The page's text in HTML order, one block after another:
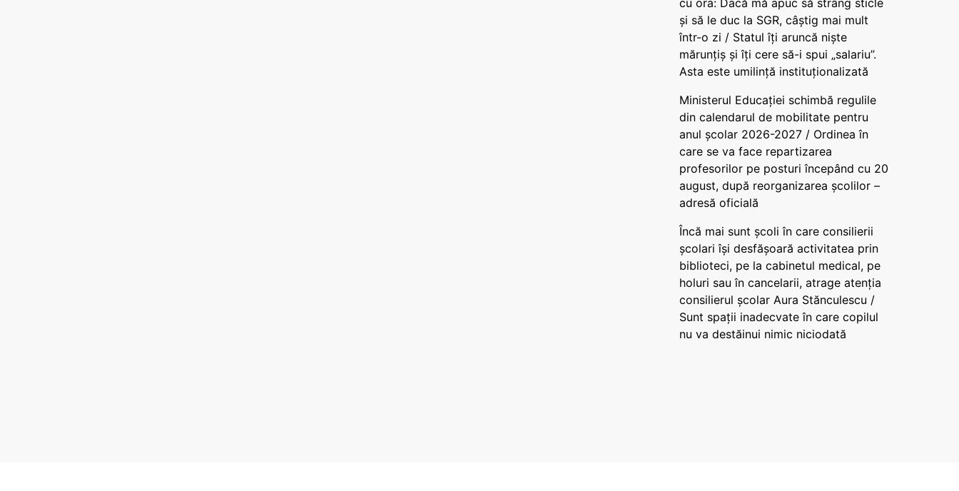
cu ora: Dacă mă apuc să strâng sticle
și să le duc la SGR, câștig mai mult
într-o zi / Statul îți aruncă niște
mărunțiș și îți cere să-i spui „salariu”.
Asta este umilință instituționalizată
Ministerul Educației schimbă regulile
din calendarul de mobilitate pentru
anul școlar 2026-2027 / Ordinea în
care se va face repartizarea
profesorilor pe posturi începând cu 20
august, după reorganizarea școlilor –
adresă oficială
Încă mai sunt școli în care consilierii
școlari își desfășoară activitatea prin
biblioteci, pe la cabinetul medical, pe
holuri sau în cancelarii, atrage atenția
consilierul școlar Aura Stănculescu /
Sunt spații inadecvate în care copilul
nu va destăinui nimic niciodată